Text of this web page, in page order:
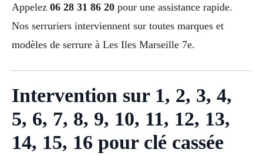
Appelez 06 28 31 86 20 pour une assistance rapide.
Nos serruriers interviennent sur toutes marques et
modèles de serrure à Les Iles Marseille 7e.
Intervention sur 1, 2, 3, 4,
5, 6, 7, 8, 9, 10, 11, 12, 13,
14, 15, 16 pour clé cassée